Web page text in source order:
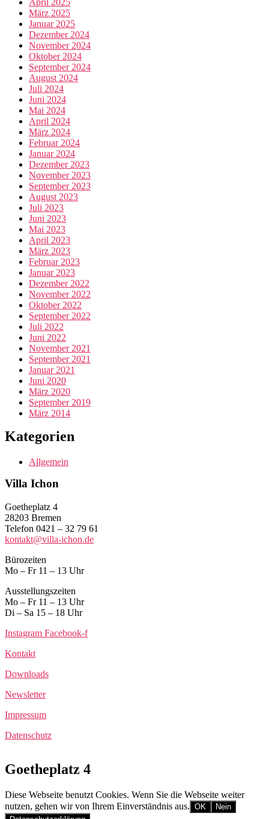
April 2025
März 2025
Januar 2025
Dezember 2024
November 2024
Oktober 2024
September 2024
August 2024
Juli 2024
Juni 2024
Mai 2024
April 2024
März 2024
Februar 2024
Januar 2024
Dezember 2023
November 2023
September 2023
August 2023
Juli 2023
Juni 2023
Mai 2023
April 2023
März 2023
Februar 2023
Januar 2023
Dezember 2022
November 2022
Oktober 2022
September 2022
Juli 2022
Juni 2022
November 2021
September 2021
Januar 2021
Juni 2020
März 2020
September 2019
März 2014
Kategorien
Allgemein
Villa Ichon
Goetheplatz 4
28203 Bremen
Telefon 0421 – 32 79 61
kontakt@villa-ichon.de
Bürozeiten
Mo – Fr 11 – 13 Uhr
Ausstellungszeiten
Mo – Fr 11 – 13 Uhr
Di – Sa 15 – 18 Uhr
Instagram Facebook-f
Kontakt
Downloads
Newsletter
Impressum
Datenschutz
Goetheplatz 4
Diese Webseite benutzt Cookies. Wenn Sie die Webseite weiter
nutzen, gehen wir von Ihrem Einverständnis aus. OK
Nein